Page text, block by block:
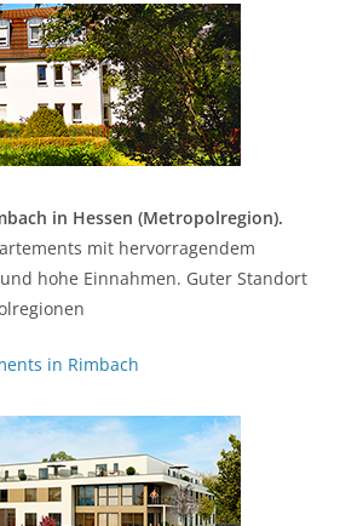
in Hessen (Metropolregion).
mit hervorragendem
hohe Einnahmen. Guter Standort
in Rimbach